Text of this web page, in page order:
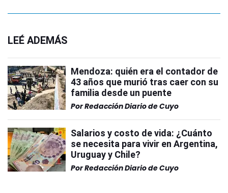
LEÉ ADEMÁS
Mendoza: quién era el contador de
43 años que murió tras caer con su
familia desde un puente
PorRedacción Diario de Cuyo
Salarios y costo de vida: ¿Cuánto
se necesita para vivir en Argentina,
Uruguay y Chile?
PorRedacción Diario de Cuyo